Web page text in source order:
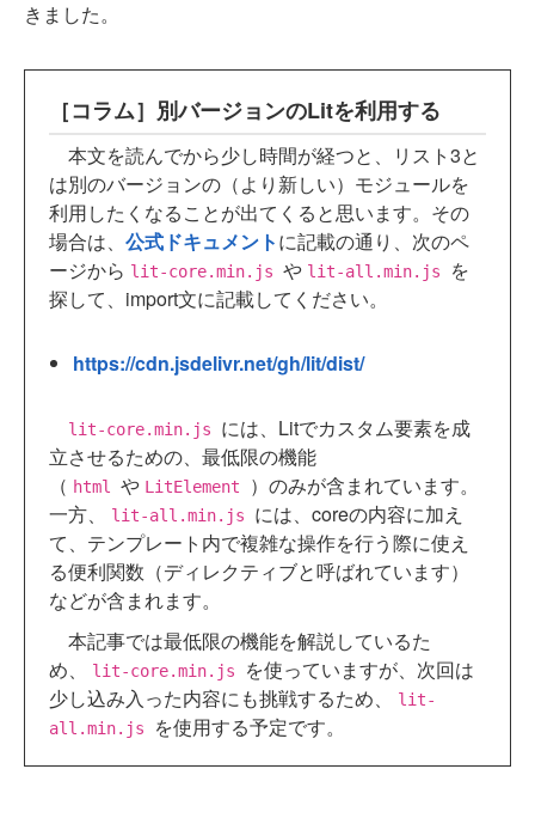
きました。
［コラム］別バージョンのLitを利用する
本文を読んでから少し時間が経つと、リスト3と
は別のバージョンの（より新しい）モジュールを
利用したくなることが出てくると思います。その
場合は、 公式ドキュメントに記載の通り、次のペ
ージから lit-core.min.js や lit-all.min.js
を
探して、import文に記載してください。
https://cdn.jsdelivr.net/gh/lit/dist/
lit-core.min.js には、Litでカスタム要素を成
立させるための、最低限の機能
（ html や LitElement
）のみが含まれています。
一方、
lit-all.min.js には、coreの内容に加え
て、テンプレート内で複雑な操作を行う際に使え
る便利関数（ディレクティブと呼ばれています）
などが含まれます。
本記事では最低限の機能を解説しているた
め、
lit-core.min.js
を使っていますが、次回は
少し込み入った内容にも挑戦するため、
lit-
all.min.js
を使用する予定です。